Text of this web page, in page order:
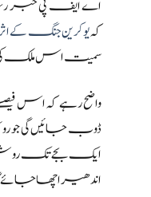
اے ایف پی خبر
کہیوکرین جنگ کے
سمیت اس ملک کی
ڈوب جائیں گی جو
ایک بجے تک روشن
اندھیرا چھا جائے